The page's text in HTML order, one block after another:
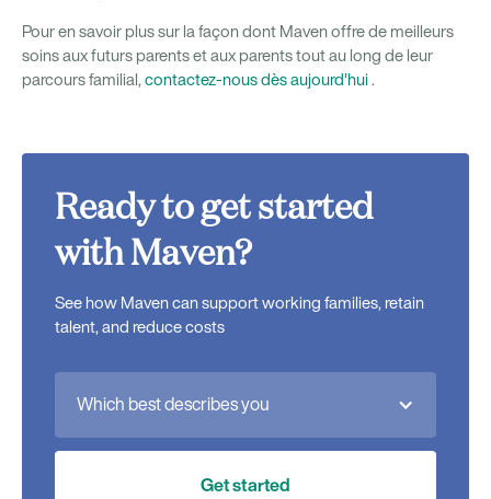
Pour en savoir plus sur la façon dont Maven offre de meilleurs
soins aux futurs parents et aux parents tout au long de leur
parcours familial, contactez-nous dès aujourd'hui.
Ready to get started
with Maven?
See how Maven can support working families, retain
talent, and reduce costs
Which best describes you
Get started